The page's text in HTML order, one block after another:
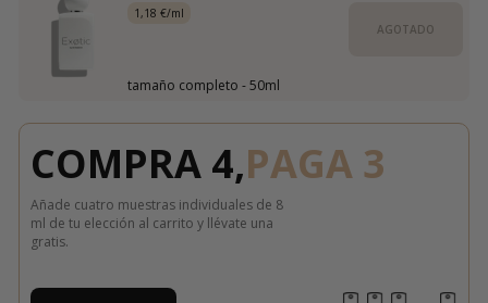
1,18 €/ml
tamaño completo - 50ml
AGOTADO
COMPRA 4,PAGA 3
Añade cuatro muestras individuales de 8
ml de tu elección al carrito y llévate una
gratis.